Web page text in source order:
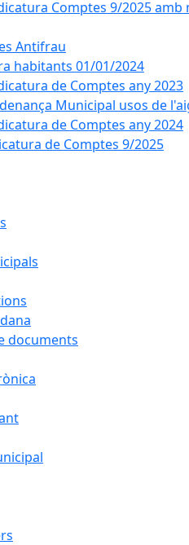
Comptes 9/2025 amb
Antifrau
habitants 01/01/2024
de Comptes any 2023
Municipal usos de
de Comptes any 2024
de Comptes 9/2025
documents